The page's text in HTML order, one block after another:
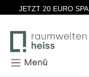
Zum Hauptinhalt
JETZT 20 EURO
Menü